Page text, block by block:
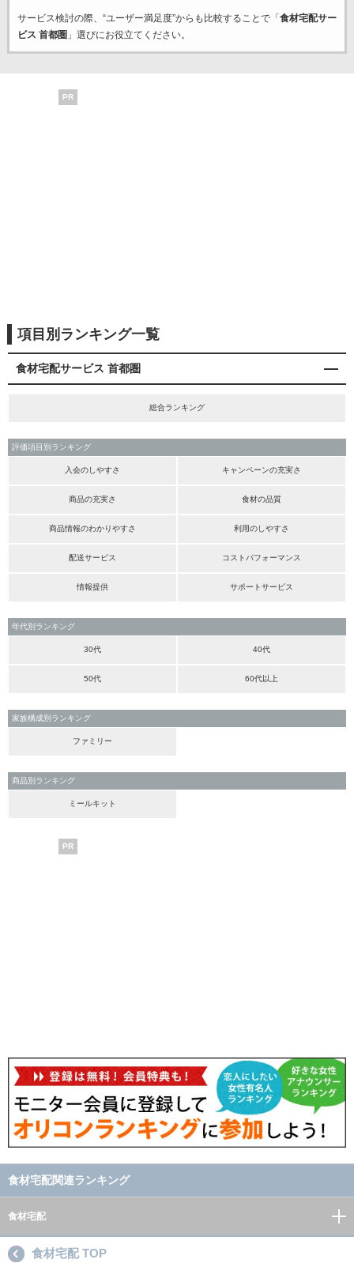
サービス検討の際、“ユーザー満足度”からも比較することで「 食材宅配サー
ビス 首都圏 」選びにお役立てください。
PR
項目別ランキング一覧
食材宅配サービス 首都圏
総合ランキング
評価項目別ランキング
入会のしやすさ キャンペーンの充実さ
商品の充実さ 食材の品質
商品情報のわかりやすさ 利用のしやすさ
配送サービス コストパフォーマンス
情報提供 サポートサービス
年代別ランキング
30代 40代
50代 60代以上
家族構成別ランキング
ファミリー
商品別ランキング
ミールキット
PR
食材宅配関連ランキング
食材宅配
食材宅配 TOP